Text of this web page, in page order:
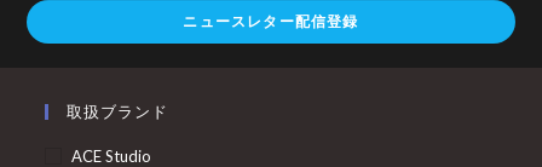
ニュースレター配信登録
取扱ブランド
ACE Studio